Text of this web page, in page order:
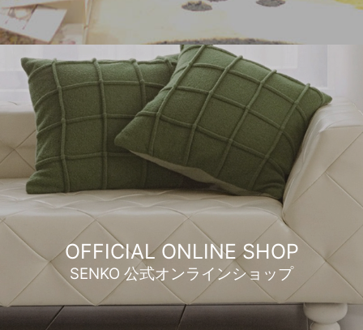
OFFICIAL ONLINE SHOP
SENKO 公式オンラインショップ